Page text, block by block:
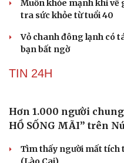
Ăn đu đủ khi bụng đói
phải ai cũng biết
4 thực phẩm để tủ lạnh
dinh dưỡng nói điều bất
tra sức khỏe từ tuổi 40